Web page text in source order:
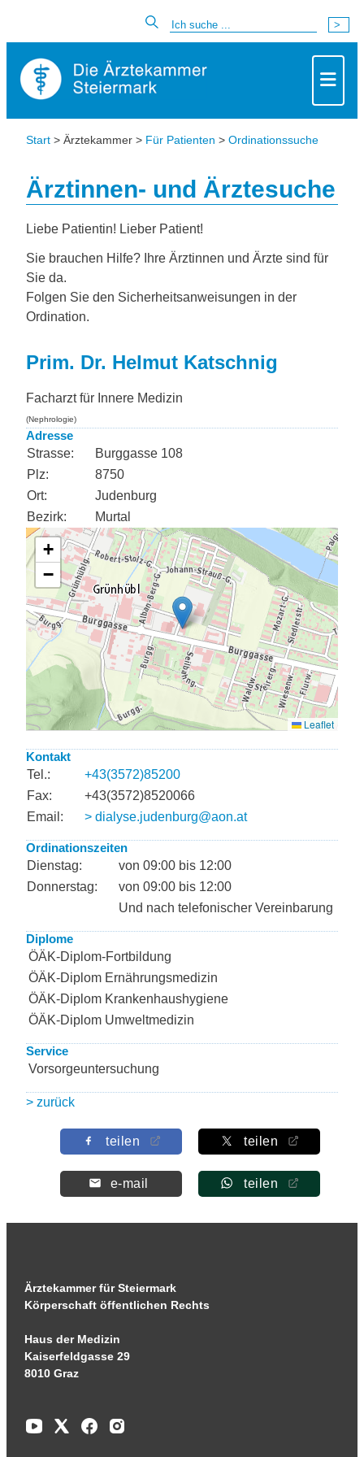
Start > Ärztekammer > Für Patienten > Ordinationssuche
Ärztinnen- und Ärztesuche
Liebe Patientin! Lieber Patient!
Sie brauchen Hilfe? Ihre Ärztinnen und Ärzte sind für
Sie da.
Folgen Sie den Sicherheitsanweisungen in der
Ordination.
Prim. Dr. Helmut Katschnig
Facharzt für Innere Medizin
(Nephrologie)
Adresse
Strasse:
Burggasse 108
Plz:
8750
Ort:
Judenburg
Bezirk:
Murtal
Kontakt
Tel.:
+43(3572)85200
Fax:
+43(3572)8520066
Email:
> dialyse.judenburg@aon.at
Ordinationszeiten
Dienstag:
von 09:00 bis 12:00
Donnerstag:
von 09:00 bis 12:00
Und nach telefonischer Vereinbarung
Diplome
ÖÄK-Diplom-Fortbildung
ÖÄK-Diplom Ernährungsmedizin
ÖÄK-Diplom Krankenhaushygiene
ÖÄK-Diplom Umweltmedizin
Service
Vorsorgeuntersuchung
> zurück
teilen teilen
e-mail teilen
Ärztekammer für Steiermark
Körperschaft öffentlichen Rechts
Haus der Medizin
Kaiserfeldgasse 29
8010 Graz